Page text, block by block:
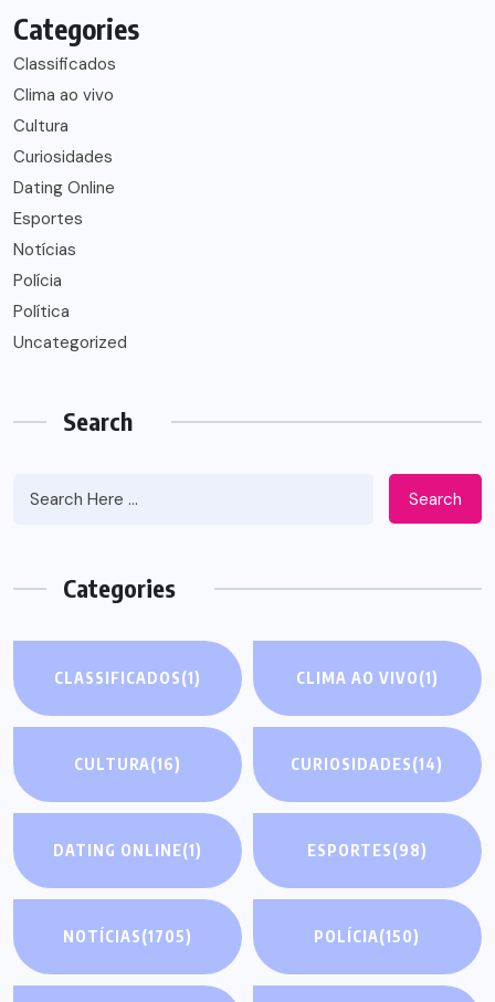
Categories
Classificados
Clima ao vivo
Cultura
Curiosidades
Dating Online
Esportes
Notícias
Polícia
Política
Uncategorized
Search
Search
Categories
CLASSIFICADOS(1) CLIMA AO VIVO(1)
CULTURA(16) CURIOSIDADES(14)
DATING ONLINE(1) ESPORTES(98)
NOTÍCIAS(1705) POLÍCIA(150)